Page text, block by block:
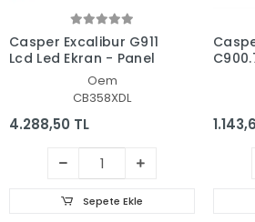
Casper Excalibur G911
Lcd Led Ekran - Panel
Oem
CB358XDL
4.288,50 TL
Sepete Ekle
-